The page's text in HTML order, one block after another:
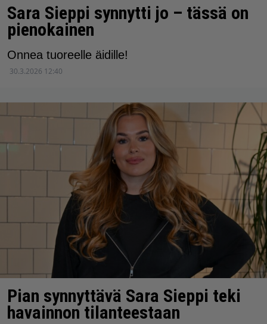
Sara Sieppi synnytti jo – tässä on
pienokainen
Onnea tuoreelle äidille!
30.3.2026 12:40
Pian synnyttävä Sara Sieppi teki
havainnon tilanteestaan